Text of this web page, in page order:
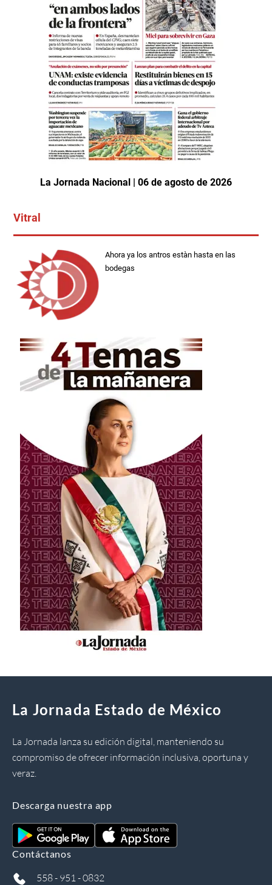
La Jornada Nacional | 06 de agosto de 2026
Vitral
Ahora ya los antros estàn hasta en las
bodegas
La Jornada Estado de México
La Jornada lanza su edición digital, manteniendo su
compromiso de ofrecer información inclusiva, oportuna y
veraz.
Descarga nuestra app
Contáctanos
558 - 951 - 0832